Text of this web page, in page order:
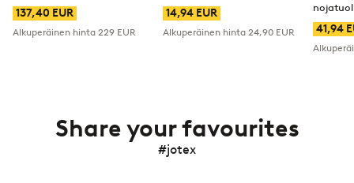
137,40 EUR
Alkuperäinen hinta 229 EUR
14,94 EUR
Alkuperäinen hinta24,90 EUR 41,94
Share your favourites
#jotex